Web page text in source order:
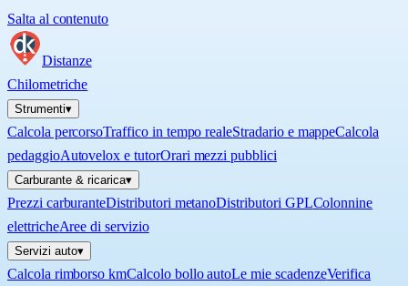
Salta al contenuto
Distanze
Chilometriche
Strumenti▾
Calcola percorsoTraffico in tempo realeStradario e mappeCalcola
pedaggioAutovelox e tutorOrari mezzi pubblici
Carburante & ricarica▾
Prezzi carburanteDistributori metanoDistributori GPLColonnine
elettricheAree di servizio
Servizi auto▾
Calcola rimborso kmCalcolo bollo autoLe mie scadenzeVerifica